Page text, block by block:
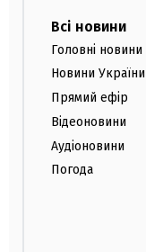
Всі новини
Головні новини
Новини України
Прямий ефір
Відеоновини
Аудіоновини
Погода